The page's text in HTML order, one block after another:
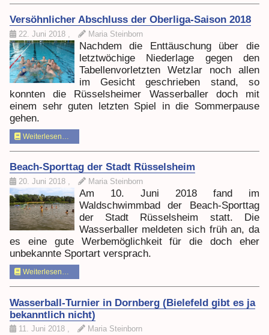
Versöhnlicher Abschluss der Oberliga-Saison 2018
22. Juni 2018 Maria Steinborn
Nachdem die Enttäuschung über die
letztwöchige Niederlage gegen den
Tabellenvorletzten Wetzlar noch allen
im Gesicht geschrieben stand, so
konnten die Rüsselsheimer Wasserballer doch mit
einem sehr guten letzten Spiel in die Sommerpause
gehen.
Weiterlesen…
Beach-Sporttag der Stadt Rüsselsheim
20. Juni 2018 Maria Steinborn
Am 10. Juni 2018 fand im
Waldschwimmbad der Beach-Sporttag
der Stadt Rüsselsheim statt. Die
Wasserballer meldeten sich früh an, da
es eine gute Werbemöglichkeit für die doch eher
unbekannte Sportart versprach.
Weiterlesen…
Wasserball-Turnier in Dornberg (Bielefeld gibt es ja
bekanntlich nicht)
11. Juni 2018 Maria Steinborn